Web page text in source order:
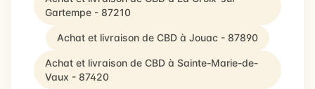
Gartempe - 87210
Achat et livraison de CBD à Jouac - 87890
Achat et livraison de CBD à Sainte-Marie-de-
Vaux - 87420